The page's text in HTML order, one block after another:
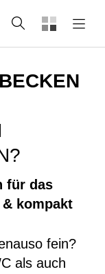
Suche
für das
kompakt
fein?
als auch